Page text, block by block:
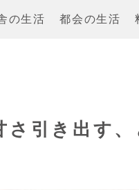
の生活 都会の生活
さ引き出す